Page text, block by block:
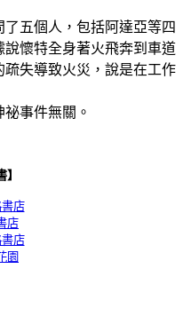
五個人，包括阿達亞等四
懷特全身著火飛奔到車道
疏失導致火災，說是在工作
事件無關。
】
店
店
店
園